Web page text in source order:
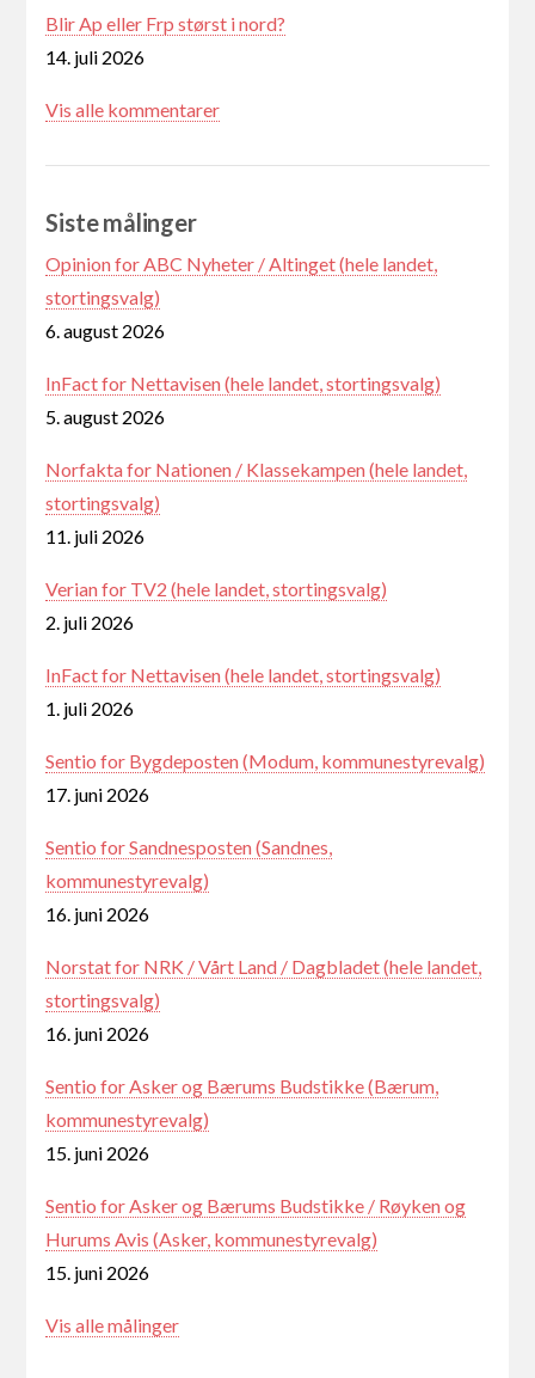
Blir Ap eller Frp størst i nord?
14. juli 2026
Vis alle kommentarer
Siste målinger
Opinion for ABC Nyheter / Altinget (hele landet,
stortingsvalg)
6. august 2026
InFact for Nettavisen (hele landet, stortingsvalg)
5. august 2026
Norfakta for Nationen / Klassekampen (hele landet,
stortingsvalg)
11. juli 2026
Verian for TV2 (hele landet, stortingsvalg)
2. juli 2026
InFact for Nettavisen (hele landet, stortingsvalg)
1. juli 2026
Sentio for Bygdeposten (Modum, kommunestyrevalg)
17. juni 2026
Sentio for Sandnesposten (Sandnes,
kommunestyrevalg)
16. juni 2026
Norstat for NRK / Vårt Land / Dagbladet (hele landet,
stortingsvalg)
16. juni 2026
Sentio for Asker og Bærums Budstikke (Bærum,
kommunestyrevalg)
15. juni 2026
Sentio for Asker og Bærums Budstikke / Røyken og
Hurums Avis (Asker, kommunestyrevalg)
15. juni 2026
Vis alle målinger